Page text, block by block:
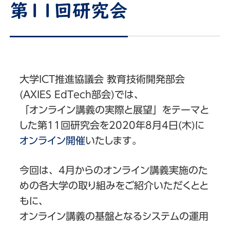
第11回研究会
大学ICT推進協議会 教育技術開発部会
(AXIES EdTech部会)では、
「オンライン講義の実際と展望」をテーマと
した第11回研究会を2020年8月4日(木)に
オンライン開催いたします。
今回は、4月からのオンライン講義実施のた
めの各大学の取り組みをご紹介いただくとと
もに、
オンライン講義の基盤となるシステムの運用